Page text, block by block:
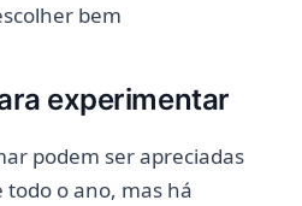
bem
experimentar
podem ser apreciadas
o ano, mas há